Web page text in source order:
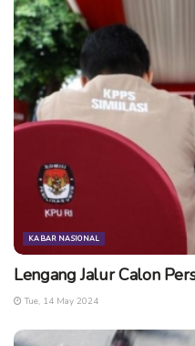
Berdasarkan informasi yang
terjadi antara pukul 18.00
KABAR NASIONAL
Lengang Jalur Calon
Tue, 14 May 2024